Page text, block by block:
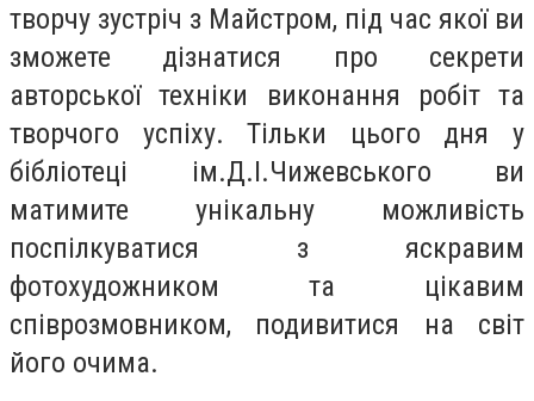
творчу зустріч з Майстром, під час якої ви
зможете дізнатися про секрети
авторської техніки виконання робіт та
творчого успіху. Тільки цього дня у
бібліотеці ім.Д.І.Чижевського ви
матимите унікальну можливість
поспілкуватися з яскравим
фотохудожником та цікавим
співрозмовником, подивитися на світ
його очима.